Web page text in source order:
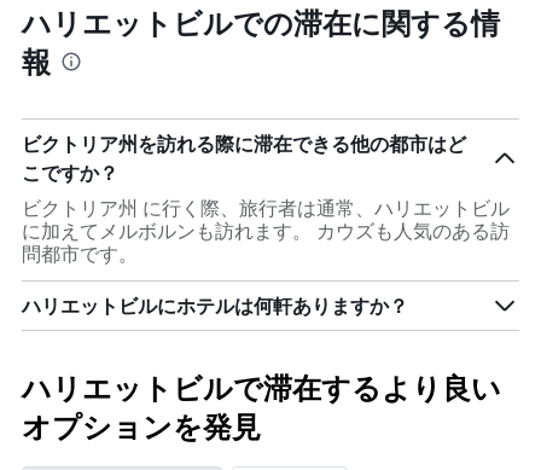
ハリエットビルでの滞在に関する情
報
ビクトリア州を訪れる際に滞在できる他の都市はど
こですか？
ビクトリア州 に行く際、旅行者は通常、ハリエットビル​
に加えてメルボルンも訪れます。 カウズ​も人気のある訪
問都市です。
ハリエットビルにホテルは何軒ありますか？
ハリエットビルで滞在するより良い
オプションを発見